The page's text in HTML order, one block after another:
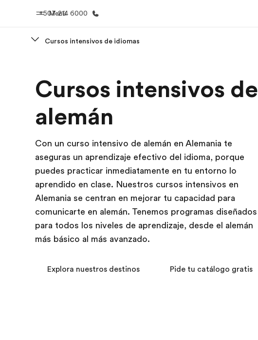
Menú
+507 214 6000
Bienvenido a EF Ver todo lo que hacemos
Cursos intensivos de idiomas
Cursos intensivos de
alemán
Con un curso intensivo de alemán en Alemania te
aseguras un aprendizaje efectivo del idioma, porque
puedes practicar inmediatamente en tu entorno lo
aprendido en clase. Nuestros cursos intensivos en
Alemania se centran en mejorar tu capacidad para
comunicarte en alemán. Tenemos programas diseñados
para todos los niveles de aprendizaje, desde el alemán
más básico al más avanzado.
Explora nuestros destinos Pide tu catálogo gratis